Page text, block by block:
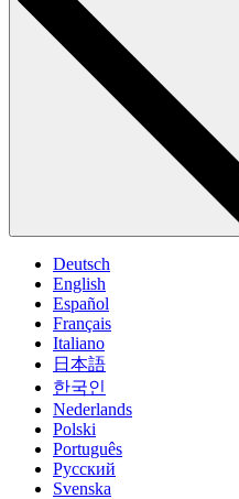
Deutsch
English
Español
Français
Italiano
日本語
한국인
Nederlands
Polski
Português
Pусский
Svenska